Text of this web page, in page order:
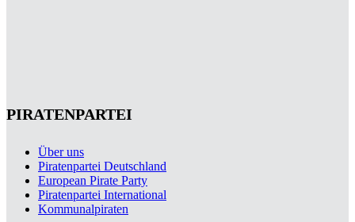
PIRATENPARTEI
Über uns
Piratenpartei Deutschland
European Pirate Party
Piratenpartei International
Kommunalpiraten